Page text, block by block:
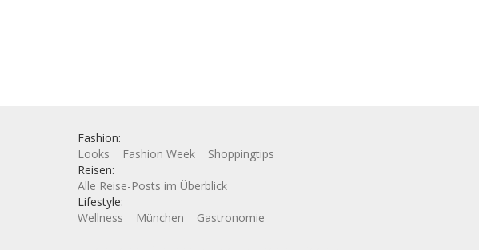
Fashion:
Looks
Fashion Week
Shoppingtips
Reisen:
Alle Reise-Posts im Überblick
Lifestyle:
Wellness
München Gastronomie